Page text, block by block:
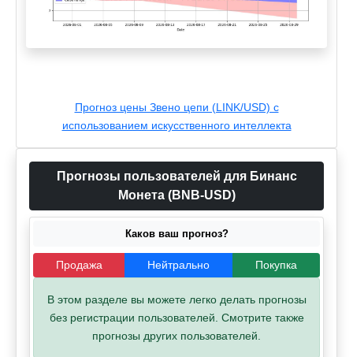
Прогноз цены Звено цепи (LINK/USD) с
использованием искусственного интеллекта
Прогнозы пользователей для Бинанс
Монета (BNB-USD)
Каков ваш прогноз?
Продажа Нейтрально Покупка
В этом разделе вы можете легко делать прогнозы
без регистрации пользователей. Смотрите также
прогнозы других пользователей.